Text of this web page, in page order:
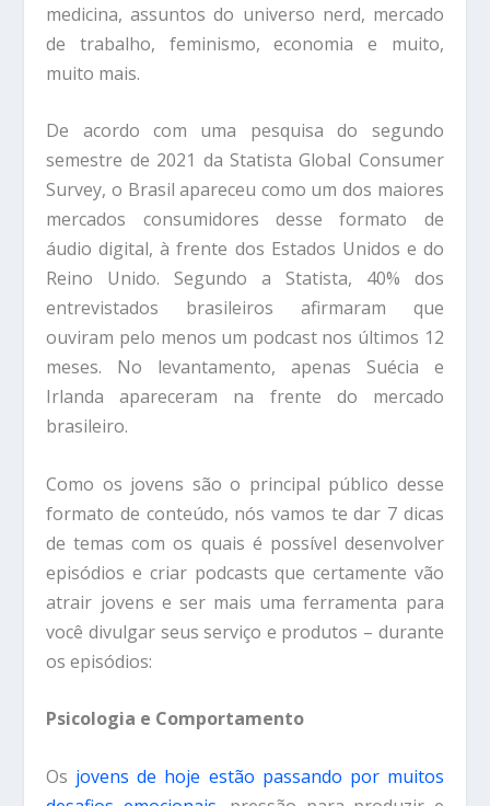
medicina, assuntos do universo nerd, mercado
de trabalho, feminismo, economia e muito,
muito mais.
De acordo com uma pesquisa do segundo
semestre de 2021 da Statista Global Consumer
Survey, o Brasil apareceu como um dos maiores
mercados consumidores desse formato de
áudio digital, à frente dos Estados Unidos e do
Reino Unido. Segundo a Statista, 40% dos
entrevistados brasileiros afirmaram que
ouviram pelo menos um podcast nos últimos 12
meses. No levantamento, apenas Suécia e
Irlanda apareceram na frente do mercado
brasileiro.
Como os jovens são o principal público desse
formato de conteúdo, nós vamos te dar 7 dicas
de temas com os quais é possível desenvolver
episódios e criar podcasts que certamente vão
atrair jovens e ser mais uma ferramenta para
você divulgar seus serviço e produtos – durante
os episódios:
Psicologia e Comportamento
Os jovens de hoje estão passando por muitos